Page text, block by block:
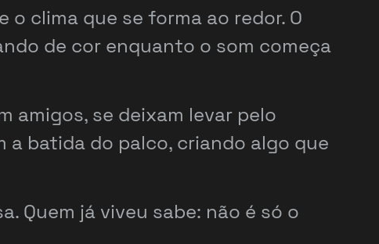
o clima que se forma ao redor. O
de cor enquanto o som começa
amigos, se deixam levar pelo
a batida do palco, criando algo que
Quem já viveu sabe: não é só o